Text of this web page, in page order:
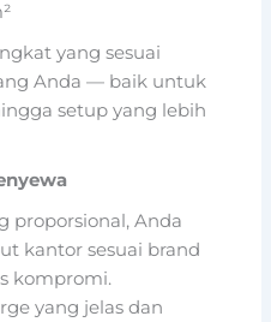
yang sesuai
Anda — baik untuk
setup yang lebih
proporsional, Anda
kantor sesuai brand
kompromi.
yang jelas dan